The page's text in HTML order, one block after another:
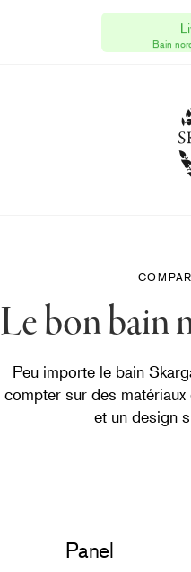
Bain
N°
Le bon bain
Peu importe le bain
compter sur des
et un design
Panel